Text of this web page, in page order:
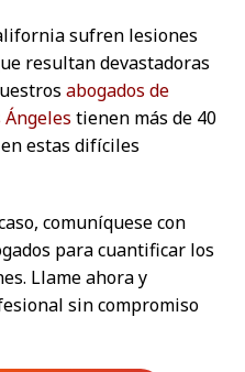
sufren lesiones
resultan devastadoras
abogados de
tienen más de 40
estas difíciles
comuníquese con
para cuantificar los
Llame ahora y
sin compromiso